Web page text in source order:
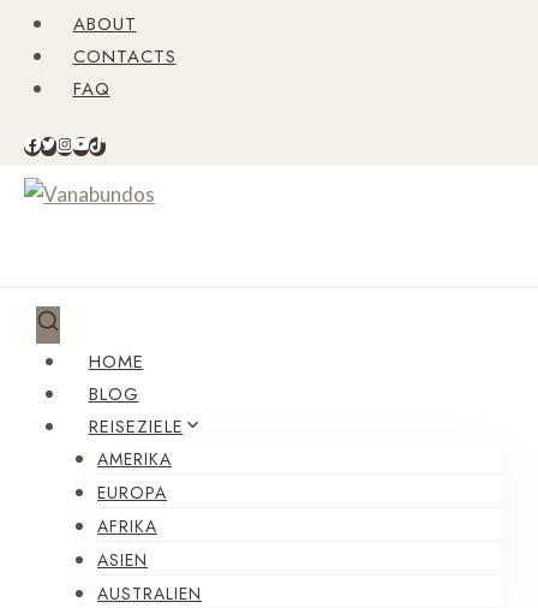
Zum
Inhalt
springen
ABOUT
CONTACTS
FAQ
HOME
BLOG
REISEZIELE
AMERIKA
EUROPA
AFRIKA
ASIEN
AUSTRALIEN